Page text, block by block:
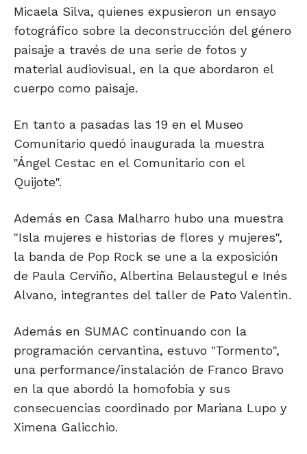
Micaela Silva, quienes expusieron un ensayo
fotográfico sobre la deconstrucción del género
paisaje a través de una serie de fotos y
material audiovisual, en la que abordaron el
cuerpo como paisaje.
En tanto a pasadas las 19 en el Museo
Comunitario quedó inaugurada la muestra
"Ángel Cestac en el Comunitario con el
Quijote".
Además en Casa Malharro hubo una muestra
"Isla mujeres e historias de flores y mujeres",
la banda de Pop Rock se une a la exposición
de Paula Cerviño, Albertina Belaustegul e Inés
Alvano, integrantes del taller de Pato Valentin.
Además en SUMAC continuando con la
programación cervantina, estuvo "Tormento",
una performance/instalación de Franco Bravo
en la que abordó la homofobia y sus
consecuencias coordinado por Mariana Lupo y
Ximena Galicchio.